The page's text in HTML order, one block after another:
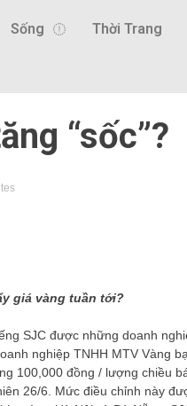
Sống Thời Trang
“sốc”?
giá vàng tuần tới?
SJC được những doanh
nghiệp TNHH MTV Vàng
100,000 đồng / lượng chiều
26/6. Mức điều chỉnh này